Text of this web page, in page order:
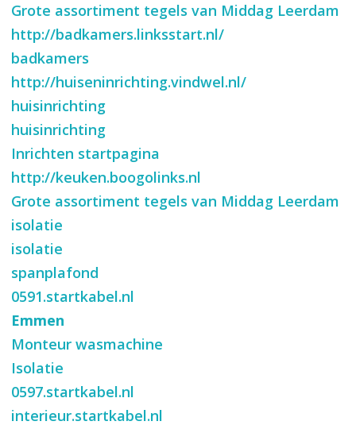
Grote assortiment tegels van Middag Leerdam
http://badkamers.linksstart.nl/
badkamers
http://huiseninrichting.vindwel.nl/
huisinrichting
huisinrichting
Inrichten startpagina
http://keuken.boogolinks.nl
Grote assortiment tegels van Middag Leerdam
isolatie
isolatie
spanplafond
0591.startkabel.nl
Emmen
Monteur wasmachine
Isolatie
0597.startkabel.nl
interieur.startkabel.nl